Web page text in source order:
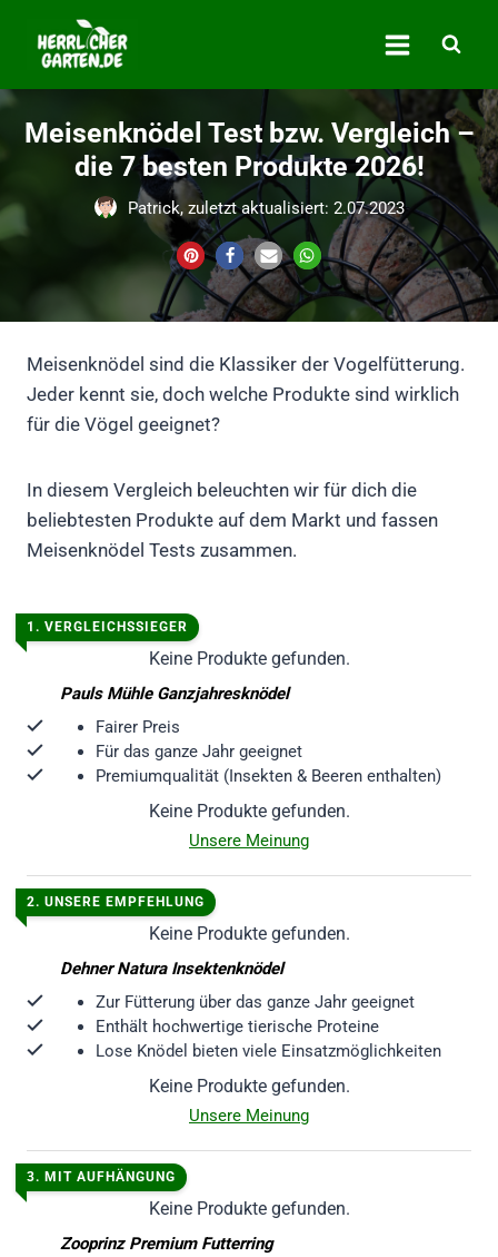
Inhalt
springen
Meisenknödel Test bzw. Vergleich –
die 7 besten Produkte 2026!
Patrick, zuletzt aktualisiert: 2.07.2023
Meisenknödel sind die Klassiker der Vogelfütterung.
Jeder kennt sie, doch welche Produkte sind wirklich
für die Vögel geeignet?
In diesem Vergleich beleuchten wir für dich die
beliebtesten Produkte auf dem Markt und fassen
Meisenknödel Tests zusammen.
1. VERGLEICHSSIEGER
Keine Produkte gefunden.
Pauls Mühle Ganzjahresknödel
Fairer Preis
Für das ganze Jahr geeignet
Premiumqualität (Insekten & Beeren enthalten)
Keine Produkte gefunden.
Unsere Meinung
2. UNSERE EMPFEHLUNG
Keine Produkte gefunden.
Dehner Natura Insektenknödel
Zur Fütterung über das ganze Jahr geeignet
Enthält hochwertige tierische Proteine
Lose Knödel bieten viele Einsatzmöglichkeiten
Keine Produkte gefunden.
Unsere Meinung
3. MIT AUFHÄNGUNG
Keine Produkte gefunden.
Zooprinz Premium Futterring